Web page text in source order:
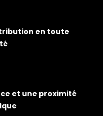
en toute
et une proximité